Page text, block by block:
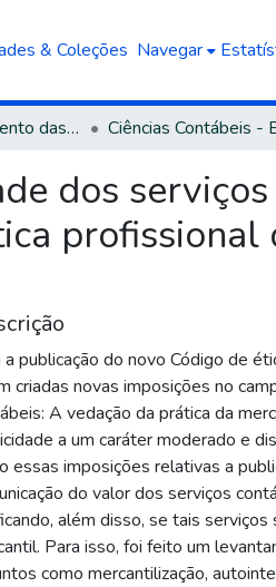
& Coleções Navegar
Área do Conhecimento das Ciências Sociais Aplicadas
dos
a publicação do novo Código de
criadas novas imposições no
A vedação da prática da
a um caráter moderado e
essas imposições relativas a
do valor dos serviços
além disso, se tais
Para isso, foi feito um
como mercantilização,